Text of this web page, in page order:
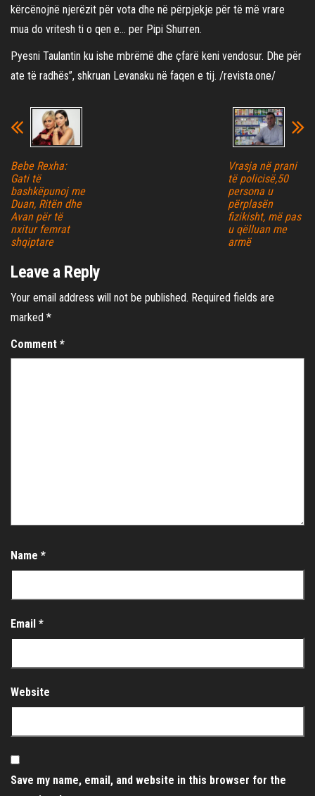
kërcënojnë njerëzit për vota dhe në përpjekje për të më vrare
mua do vritesh ti o qen e… per Pipi Shurren.
Pyesni Taulantin ku ishe mbrëmë dhe çfarë keni vendosur. Dhe për
ate të radhës”, shkruan Levanaku në faqen e tij. /revista.one/
Bebe Rexha:
Gati të
bashkëpunoj me
Duan, Ritën dhe
Avan për të
nxitur femrat
shqiptare
Vrasja në prani
të policisë,50
persona u
përplasën
fizikisht, më pas
u qëlluan me
armë
Leave a Reply
Your email address will not be published. Required fields are
marked *
Comment *
Name *
Email *
Website
Save my name, email, and website in this browser for the